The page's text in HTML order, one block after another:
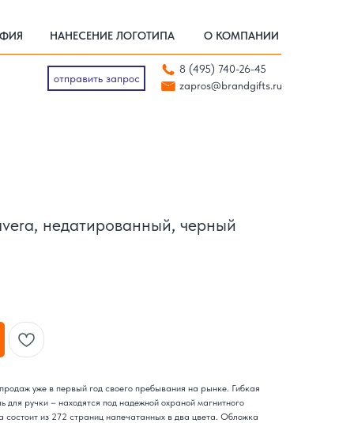
zapros@brandgifts.ru
отправить запрос 8 (495) 740-26-45
НАНЕСЕНИЕ ЛОГОТИПА О КОМПАНИИ
zapros@brandgifts.ru
отправить запрос
недатированный, черный
уже в первый год своего пребывания на рынке. Гибкая
для ручки – находятся под надежной охраной магнитного
состоит из 272 страниц напечатанных в два цвета. Обложка